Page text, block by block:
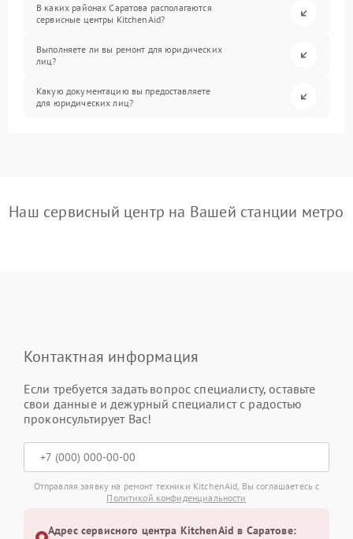
В каких районах Саратова располагаются
сервисные центры KitchenAid?
Выполняете ли вы ремонт для юридических
лиц?
Какую документацию вы предоставляете
для юридических лиц?
Наш сервисный центр на Вашей станции метро
Контактная информация
Если требуется задать вопрос специалисту, оставьте
свои данные и дежурный специалист с радостью
проконсультирует Вас!
Отправляя заявку на ремонт техники KitchenAid, Вы соглашаетесь с
Политикой конфиденциальности
Адрес сервисного центра KitchenAid в Саратове: